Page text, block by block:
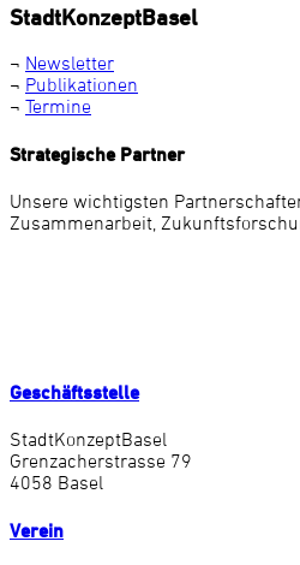
StadtKonzeptBasel
¬ Newsletter
¬ Publikationen
¬ Termine
Strategische Partner
Unsere wichtigsten
Zusammenarbeit,
Geschäftsstelle
StadtKonzeptBasel
Grenzacherstrasse 79
4058 Basel
Verein